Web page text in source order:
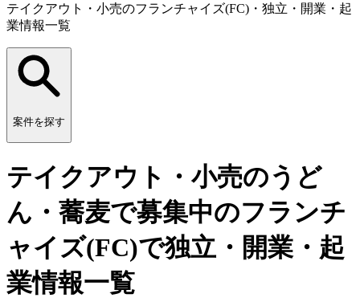
テイクアウト・小売のフランチャイズ(FC)・独立・開業・起
業情報一覧
案件を探す
テイクアウト・小売のうど
ん・蕎麦で募集中のフランチ
ャイズ(FC)で独立・開業・起
業情報一覧